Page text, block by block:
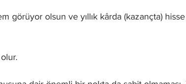
görüyor olsun ve yıllık kârda (kazançta) hisse